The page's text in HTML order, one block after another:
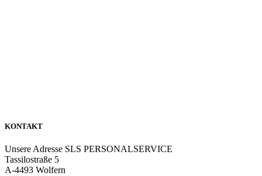
KONTAKT
Unsere Adresse SLS PERSONALSERVICE
Tassilostraße 5
A-4493 Wolfern